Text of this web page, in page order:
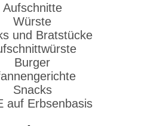
Aufschnitte
Würste
und Bratstücke
Burger
Snacks
auf Erbsenbasis